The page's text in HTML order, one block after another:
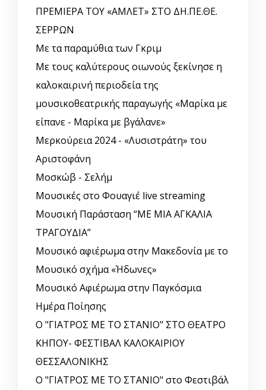
ΠΡΕΜΙΕΡΑ ΤΟΥ «ΑΜΛΕΤ» ΣΤΟ ΔΗ.ΠΕ.ΘΕ.
ΣΕΡΡΩΝ
Με τα παραμύθια των Γκριμ
Με τους καλύτερους οιωνούς ξεκίνησε η
καλοκαιρινή περιοδεία της
μουσικοθεατρικής παραγωγής «Μαρίκα με
είπανε - Μαρίκα με βγάλανε»
Μερκούρεια 2024 - «Λυσιστράτη» του
Αριστοφάνη
Μοσκώβ - Σελήμ
Μουσικές στο Φουαγιέ live streaming
Μουσική Παράσταση “ΜΕ ΜΙΑ ΑΓΚΑΛΙΑ
ΤΡΑΓΟΥΔΙΑ”
Μουσικό αφιέρωμα στην Μακεδονία με το
Μουσικό σχήμα «Ήδωνες»
Μουσικό Αφιέρωμα στην Παγκόσμια
Ημέρα Ποίησης
Ο "ΓΙΑΤΡΟΣ ΜΕ ΤΟ ΣΤΑΝΙΟ" ΣΤΟ ΘΕΑΤΡΟ
ΚΗΠΟΥ- ΦΕΣΤΙΒΑΛ ΚΑΛΟΚΑΙΡΙΟΥ
ΘΕΣΣΑΛΟΝΙΚΗΣ
Ο "ΓΙΑΤΡΟΣ ΜΕ ΤΟ ΣΤΑΝΙΟ" στο Φεστιβάλ